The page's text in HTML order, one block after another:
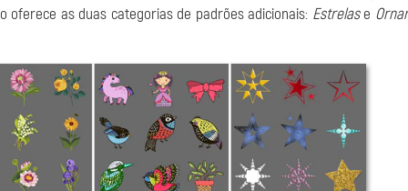
oferece as duas categorias de padrões adicionais: Estrelase